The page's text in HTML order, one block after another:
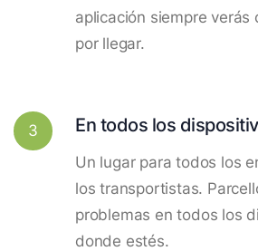
aplicación siempre verás
por llegar.
3 En todos los
Un lugar para todos los
los transportistas.
problemas en todos los
donde estés.